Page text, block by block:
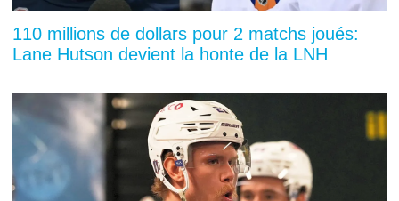
110 millions de dollars pour 2 matchs joués:
Lane Hutson devient la honte de la LNH